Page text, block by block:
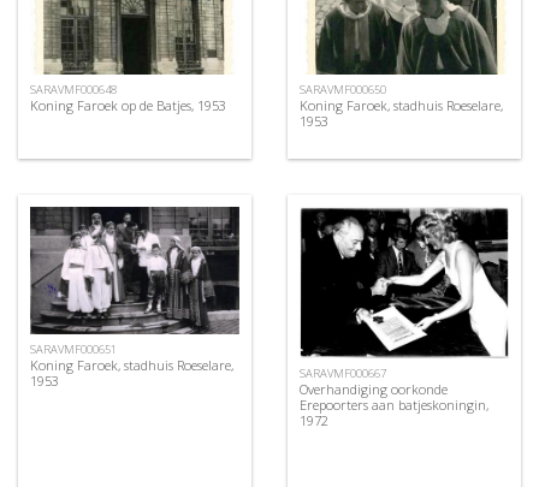
SARAVMF000648
Koning Faroek op de Batjes, 1953
SARAVMF000650
Koning Faroek, stadhuis Roeselare,
1953
SARAVMF000651
Koning Faroek, stadhuis Roeselare,
1953
SARAVMF000667
Overhandiging oorkonde
Erepoorters aan batjeskoningin,
1972